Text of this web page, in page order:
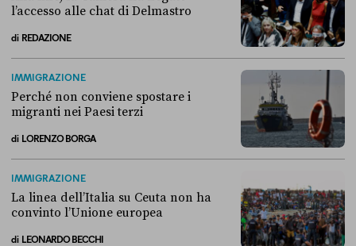
l’accesso alle chat di Delmastro
di REDAZIONE
IMMIGRAZIONE
Perché non conviene spostare i
migranti nei Paesi terzi
di LORENZO BORGA
IMMIGRAZIONE
La linea dell’Italia su Ceuta non ha
convinto l’Unione europea
di LEONARDO BECCHI